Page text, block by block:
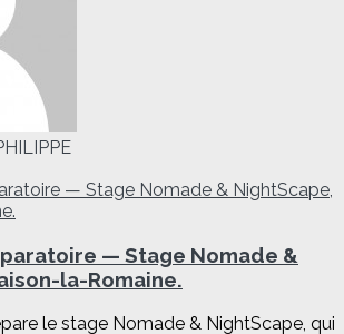
— Stage Nomade &
la-Romaine.
le stage Nomade & NightScape, qui